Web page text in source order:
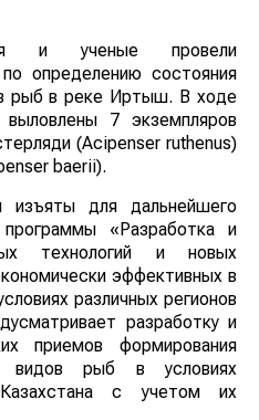
определению состояния
рыб в реке Иртыш. В ходе
7 экземпляров
(Acipenser ruthenus)
baerii).
для дальнейшего
«Разработка и
технологий и новых
эффективных в
условиях различных
предусматривает
биотехнических приемов
исчезающих видов рыб в
Казахстана с учетом